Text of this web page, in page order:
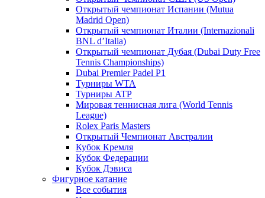
Открытый чемпионат Испании (Mutua
Madrid Open)
Открытый чемпионат Италии (Internazionali
BNL d’Italia)
Открытый чемпионат Дубая (Dubai Duty Free
Tennis Championships)
Dubai Premier Padel P1
Турниры WTA
Турниры ATP
Мировая теннисная лига (World Tennis
League)
Rolex Paris Masters
Открытый Чемпионат Австралии
Кубок Кремля
Кубок Федерации
Кубок Дэвиса
Фигурное катание
Все события